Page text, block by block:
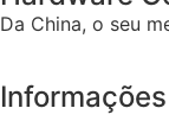
Da China, o seu